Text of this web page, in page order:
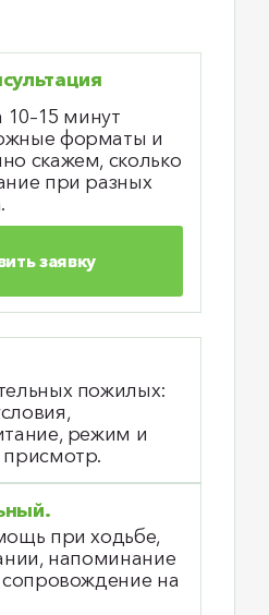
10–15 минут
форматы и
скажем, сколько
при разных
заявку
пожилых:
режим и
присмотр.
при ходьбе,
напоминание
на